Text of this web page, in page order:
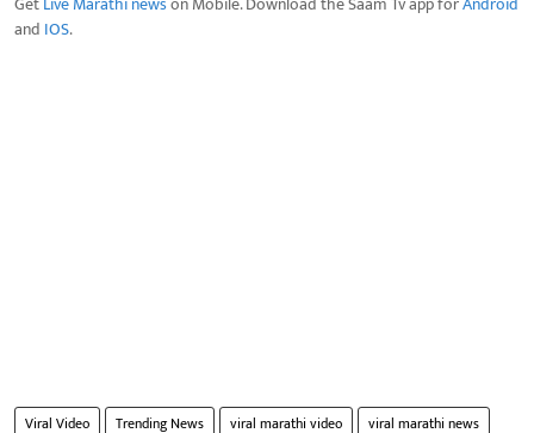
and IOS.
Viral Video Trending News viral marathi video
viral marathi news